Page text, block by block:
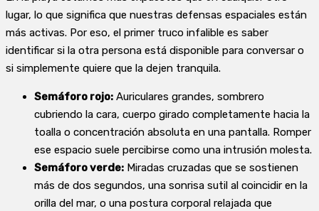
lugar, lo que significa que nuestras defensas espaciales están
más activas. Por eso, el primer truco infalible es saber
identificar si la otra persona está disponible para conversar o
si simplemente quiere que la dejen tranquila.
Semáforo rojo: Auriculares grandes, sombrero
cubriendo la cara, cuerpo girado completamente hacia la
toalla o concentración absoluta en una pantalla. Romper
ese espacio suele percibirse como una intrusión molesta.
Semáforo verde: Miradas cruzadas que se sostienen
más de dos segundos, una sonrisa sutil al coincidir en la
orilla del mar, o una postura corporal relajada que